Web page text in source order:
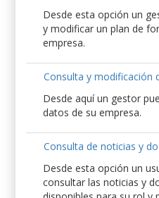
Desde esta opción un
y modificar un plan de
empresa.
Consulta y modificación
Desde aquí un gestor
datos de su empresa.
Consulta de noticias y
Desde esta opción un
consultar las noticias y